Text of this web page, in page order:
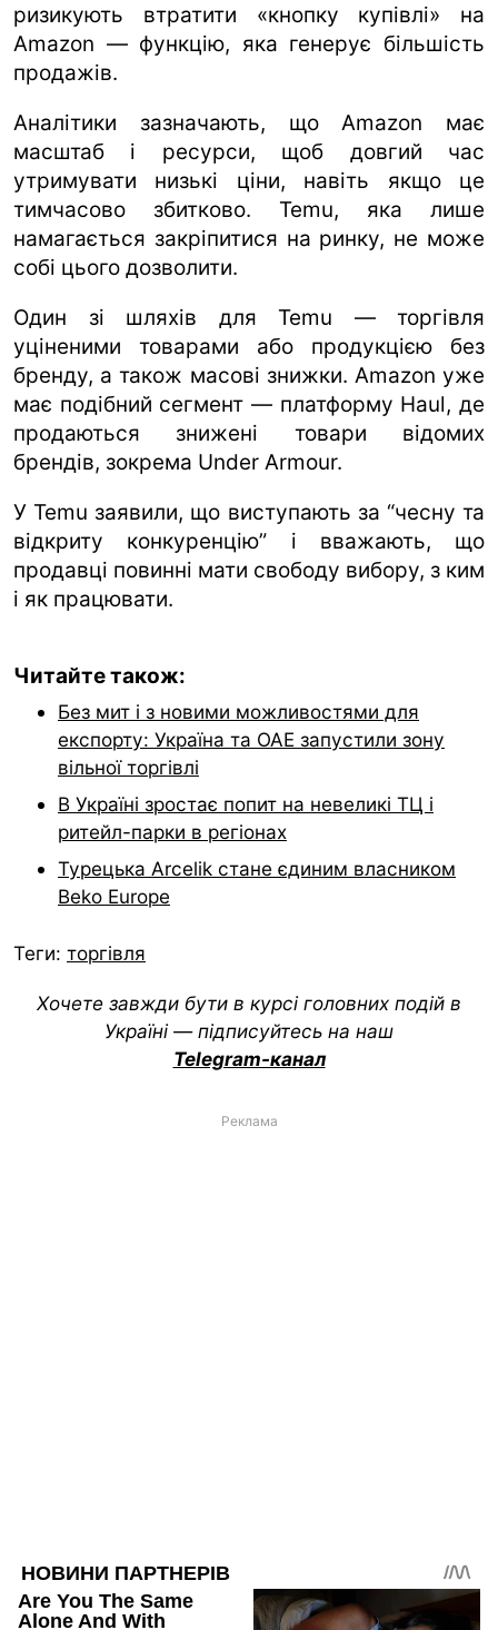
ризикують втратити «кнопку купівлі» на
Amazon — функцію, яка генерує більшість
продажів.
Аналітики зазначають, що Amazon має
масштаб і ресурси, щоб довгий час
утримувати низькі ціни, навіть якщо це
тимчасово збитково. Temu, яка лише
намагається закріпитися на ринку, не може
собі цього дозволити.
Один зі шляхів для Temu — торгівля
уціненими товарами або продукцією без
бренду, а також масові знижки. Amazon уже
має подібний сегмент — платформу Haul, де
продаються знижені товари відомих
брендів, зокрема Under Armour.
У Temu заявили, що виступають за “чесну та
відкриту конкуренцію” і вважають, що
продавці повинні мати свободу вибору, з ким
і як працювати.
Читайте також:
Без мит і з новими можливостями для
експорту: Україна та ОАЕ запустили зону
вільної торгівлі
В Україні зростає попит на невеликі ТЦ і
ритейл-парки в регіонах
Турецька Arcelik стане єдиним власником
Beko Europe
Теги: торгівля
Хочете завжди бути в курсі головних подій в
Україні — підписуйтесь на наш
Telegram-канал
Реклама